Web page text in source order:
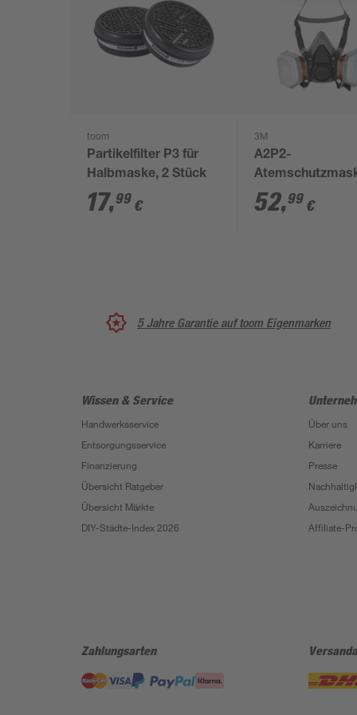
toom
Partikelfilter P3 für
Halbmaske, 2 Stück
17,99 €
3M
A2P2-
'6200' 1 Stück
52,99 €
5 Jahre Garantie auf toom Eigenmarken
Wissen & Service
Handwerksservice
Entsorgungsservice
Finanzierung
Übersicht Ratgeber
Übersicht Märkte
DIY-Städte-Index 2026
Über uns
Karriere
Presse
Affiliate-
Zahlungsarten